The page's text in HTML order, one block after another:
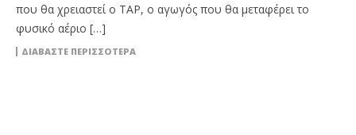
που θα χρειαστεί ο ΤΑΡ, ο αγωγός που θα μεταφέρει το
φυσικό αέριο […]
ΔΙΑΒΆΣΤΕ ΠΕΡΙΣΣΌΤΕΡΑ